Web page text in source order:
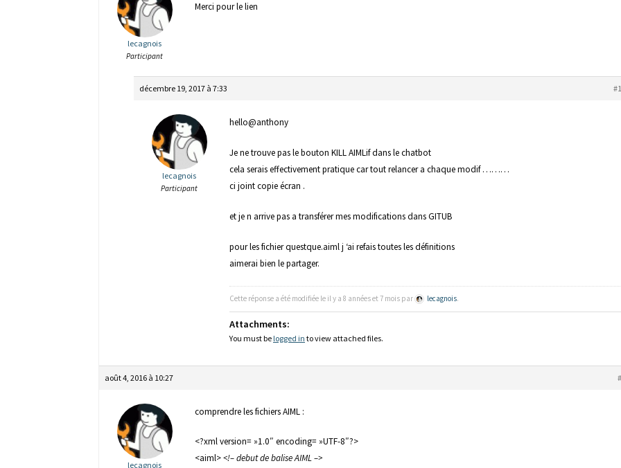
lecagnois
Participant
Merci pour le lien
décembre 19, 2017 à 7:33
lecagnois
Participant
hello@anthony
Je ne trouve pas le bouton KILL AIMLif dans le chatbot
cela serais effectivement pratique car tout relancer a chaque modif ………
ci joint copie écran .
et je n arrive pas a transférer mes modifications dans GITUB
pour les fichier questque.aiml j ‘ai refais toutes les définitions
aimerai bien le partager.
Cette réponse a été modifiée le il y a 8 années et 7 mois par lecagnois.
Attachments:
You must be logged in to view attached files.
août 4, 2016 à 10:27
lecagnois
comprendre les fichiers AIML :
<?xml version= »1.0″ encoding= »UTF-8″?>
<aiml><!– debut de balise AIML –>